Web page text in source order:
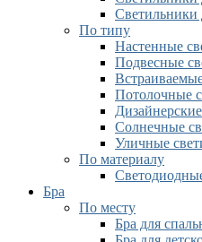
Светильники
По типу
Настенные
Подвесные
Потолочные
Солнечные
Уличные
По материалу
Бра
По месту
Бра для